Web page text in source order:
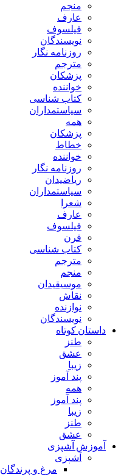
منجم
عارف
فیلسوف
نویسندگان
روزنامه نگار
مترجم
پزشکان
خواننده
کتاب شناسی
سیاستمداران
همه
پزشکان
خطاط
خواننده
روزنامه نگار
ریاضیدان
سیاستمداران
شعرا
عارف
فیلسوف
قرن
کتاب شناسی
مترجم
منجم
موسیقیدان
نقاش
نوازنده
نویسندگان
داستان کوتاه
طنز
عشق
زیبا
پند آموز
همه
پند آموز
زیبا
طنز
عشق
آموزش آشپزی
آشپزی
مرغ و پرندگان